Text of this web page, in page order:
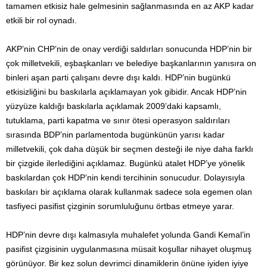
tamamen etkisiz hale gelmesinin sağlanmasında en az AKP kadar
etkili bir rol oynadı.
AKP’nin CHP’nin de onay verdiği saldırları sonucunda HDP’nin bir
çok milletvekili, eşbaşkanları ve belediye başkanlarının yanısıra on
binleri aşan parti çalışanı devre dışı kaldı. HDP’nin bugünkü
etkisizliğini bu baskılarla açıklamayan yok gibidir. Ancak HDP’nin
yüzyüze kaldığı baskılarla açıklamak 2009’daki kapsamlı,
tutuklama, parti kapatma ve sınır ötesi operasyon saldırıları
sırasında BDP’nin parlamentoda bugünkünün yarısı kadar
milletvekili, çok daha düşük bir seçmen desteği ile niye daha farklı
bir çizgide ilerlediğini açıklamaz. Bugünkü atalet HDP’ye yönelik
baskılardan çok HDP’nin kendi tercihinin sonucudur. Dolayısıyla
baskıları bir açıklama olarak kullanmak sadece sola egemen olan
tasfiyeci pasifist çizginin sorumluluğunu örtbas etmeye yarar.
HDP’nin devre dışı kalmasıyla muhalefet yolunda Gandi Kemal’in
pasifist çizgisinin uygulanmasına müsait koşullar nihayet oluşmuş
görünüyor. Bir kez solun devrimci dinamiklerin önüne iyiden iyiye